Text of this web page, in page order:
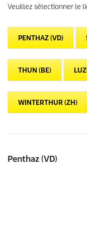
Veuillez sélectionner le
PENTHAZ (VD)
THUN (BE)
WINTERTHUR (ZH)
Penthaz (VD)